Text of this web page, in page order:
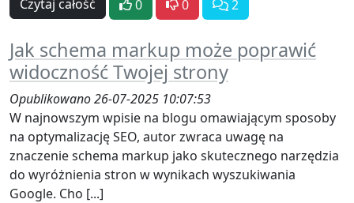
Czytaj całość
0 0 2
Jak schema markup może poprawić
widoczność Twojej strony
Opublikowano 26-07-2025 10:07:53
W najnowszym wpisie na blogu omawiającym sposoby
na optymalizację SEO, autor zwraca uwagę na
znaczenie schema markup jako skutecznego narzędzia
do wyróżnienia stron w wynikach wyszukiwania
Google. Cho [...]